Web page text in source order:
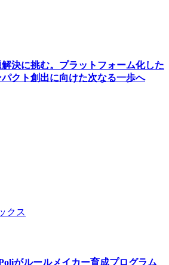
決に挑む。プラットフォーム化した
クト創出に向けた次なる一歩へ
クス
がルールメイカー育成プログラム